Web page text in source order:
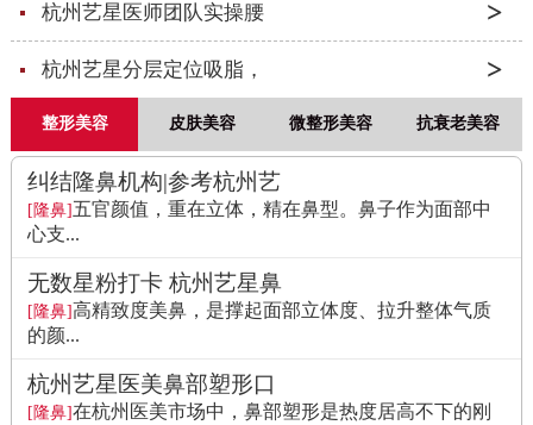
杭州艺星医师团队实操腰
杭州艺星分层定位吸脂，
整形美容 皮肤美容 微整形美容 抗衰老美容
纠结隆鼻机构|参考杭州艺
[隆鼻]五官颜值，重在立体，精在鼻型。鼻子作为面部中
心支...
无数星粉打卡 杭州艺星鼻
[隆鼻]高精致度美鼻，是撑起面部立体度、拉升整体气质
的颜...
杭州艺星医美鼻部塑形口
[隆鼻]在杭州医美市场中，鼻部塑形是热度居高不下的刚